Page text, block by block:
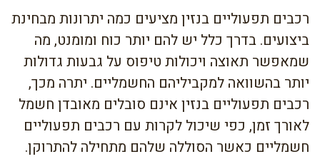
רכבים תפעוליים בנזין מציעים כמה יתרונות מבחינת
ביצועים. בדרך כלל יש להם יותר כוח ומומנט, מה
שמאפשר תאוצה ויכולות טיפוס על גבעות גדולות
יותר בהשוואה למקביליהם החשמליים. יתרה מכך,
רכבים תפעוליים בנזין אינם סובלים מאובדן חשמל
לאורך זמן, כפי שיכול לקרות עם רכבים תפעוליים
חשמליים כאשר הסוללה שלהם מתחילה להתרוקן.